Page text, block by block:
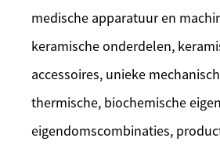
medische apparatuur en
keramische onderdelen,
accessoires, unieke
thermische, biochemische
eigendomscombinaties,